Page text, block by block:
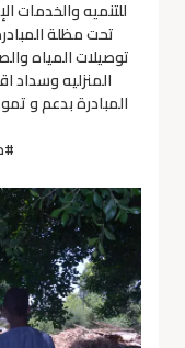
للتنميه والخدمات
تحت مظلة
توصيلات المياه
المنزليه
المبادرة بدعم و